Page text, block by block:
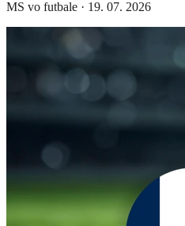
MS vo futbale · 19. 07. 2026